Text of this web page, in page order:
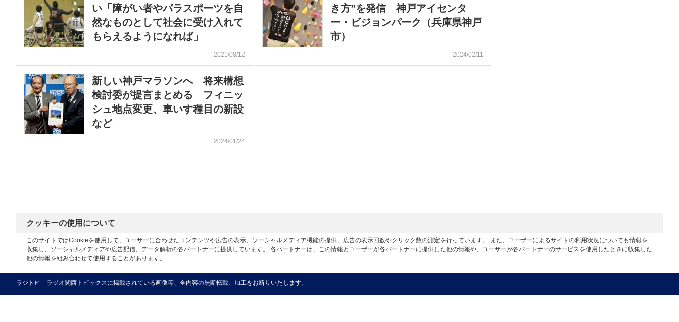
い「障がい者やパラスポーツを自
然なものとして社会に受け入れて
もらえるようになれば」
2021/08/12
き方”を発信 神戸アイセンタ
ー・ビジョンパーク（兵庫県神戸
市）
2024/02/11
新しい神戸マラソンへ 将来構想
検討委が提言まとめる フィニッ
シュ地点変更、車いす種目の新設
など
2024/01/24
クッキーの使用について
このサイトではCookieを使用して、ユーザーに合わせたコンテンツや広告の表示、ソーシャルメディア機能の提供、広告の表示回数やクリック数の測定を行っています。 また、ユーザーによるサイトの利用状況についても情報を
収集し、ソーシャルメディアや広告配信、データ解析の各パートナーに提供しています。 各パートナーは、この情報とユーザーが各パートナーに提供した他の情報や、ユーザーが各パートナーのサービスを使用したときに収集した
他の情報を組み合わせて使用することがあります。
ラジトピ ラジオ関西トピックスに掲載されている画像等、全内容の無断転載、加工をお断りいたします。